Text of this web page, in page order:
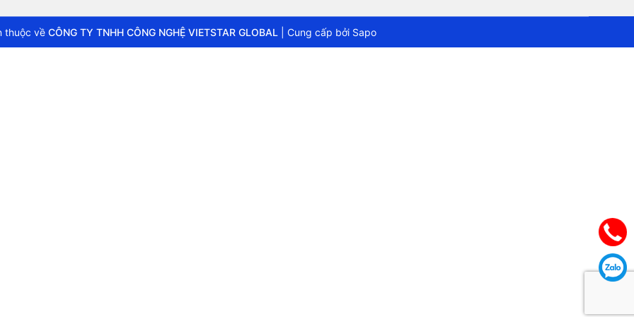
thuộc về CÔNG TY TNHH CÔNG NGHỆ VIETSTAR GLOBAL Cung cấp bởi Sapo